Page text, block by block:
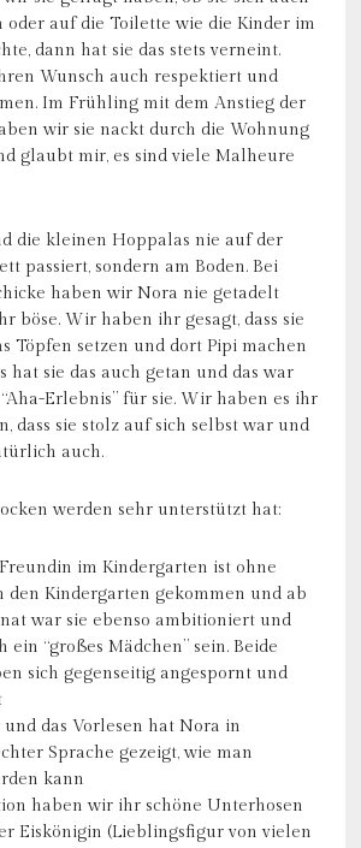
oder auf die Toilette wie die Kinder im
dann hat sie das stets verneint.
Wunsch auch respektiert und
Im Frühling mit dem Anstieg der
wir sie nackt durch die Wohnung
glaubt mir, es sind viele Malheure
die kleinen Hoppalas nie auf der
passiert, sondern am Boden. Bei
haben wir Nora nie getadelt
böse. Wir haben ihr gesagt, dass sie
Töpfen setzen und dort Pipi machen
hat sie das auch getan und das war
Erlebnis” für sie. Wir haben es ihr
dass sie stolz auf sich selbst war und
auch.
werden sehr unterstützt hat:
im Kindergarten ist ohne
den Kindergarten gekommen und ab
war sie ebenso ambitioniert und
ein “großes Mädchen” sein. Beide
sich gegenseitig angespornt und
und das Vorlesen hat Nora in
Sprache gezeigt, wie man
kann
haben wir ihr schöne Unterhosen
Eiskönigin (Lieblingsfigur von vielen